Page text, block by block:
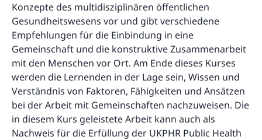
Konzepte des multidisziplinären öffentlichen
Gesundheitswesens vor und gibt verschiedene
Empfehlungen für die Einbindung in eine
Gemeinschaft und die konstruktive Zusammenarbeit
mit den Menschen vor Ort. Am Ende dieses Kurses
werden die Lernenden in der Lage sein, Wissen und
Verständnis von Faktoren, Fähigkeiten und Ansätzen
bei der Arbeit mit Gemeinschaften nachzuweisen. Die
in diesem Kurs geleistete Arbeit kann auch als
Nachweis für die Erfüllung der UKPHR Public Health